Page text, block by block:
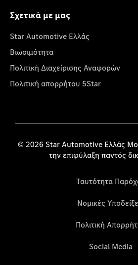
Σχετικά με μας
Star Automotive Ελλάς
Βιωσιμότητα
Πολιτική Διαχείρισης Αναφορών
Πολιτική απορρήτου 5Star
© 2026 Star Automotive Ελλάς
την επιφύλαξη παντός
Ταυτότητα
Νομικές
Πολιτική
Social Media